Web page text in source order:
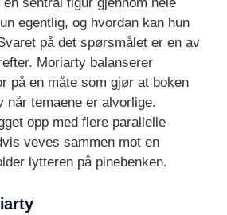
egentlig, og hvordan kan hun
på det spørsmålet er en av
Moriarty balanserer
på en måte som gjør at boken
når temaene er alvorlige.
opp med flere parallelle
veves sammen mot en
lytteren på pinebenken.